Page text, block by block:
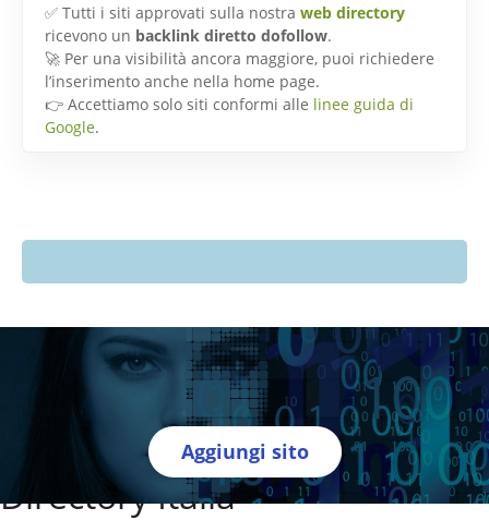
✅ Tutti i siti approvati sulla nostra web directory
ricevono un backlink diretto dofollow.
🚀 Per una visibilità ancora maggiore, puoi richiedere
l’inserimento anche nella home page.
👉 Accettiamo solo siti conformi alle linee guida di
Google.
Aggiungi sito
Directory Italia